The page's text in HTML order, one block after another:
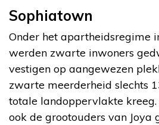
Sophiatown
Onder het apartheidsregime
werden zwarte inwoners
vestigen op aangewezen
zwarte meerderheid slechts
totale landoppervlakte
ook de grootouders van Joya